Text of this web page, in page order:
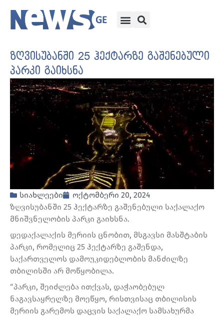
ზღვისუბანში 25 ჰექტარზე გაშენებული
პარკი გაიხსნა
სიახლეები
ოქტომბერი 20, 2024
ზღვისუბანში 25 ჰექტარზე გაშენებული საქალაქო
მნიშვნელობის პარკი გაიხსნა.
დედაქალაქის მერიის ცნობით, მსგავსი მასშტაბის
პარკი, რომელიც 25 ჰექტარზე გაშენდა,
საქართველოს დამოუკიდებლობის მანძილზე
თბილისში არ მოწყობილა.
“პარკი, შეიძლება ითქვას, დაჭაობებულ
ნაგავსაყრელზე მოეწყო, რისთვისაც თბილისის
მერიის გარემოს დაცვის საქალაქო სამსახურმა